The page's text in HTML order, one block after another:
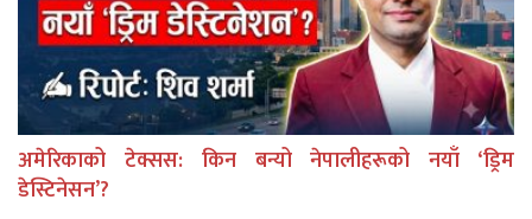
अमेरिकाको टेक्सस: किन बन्यो नेपालीहरूको नयाँ ‘ड्रिम
डेस्टिनेसन’?